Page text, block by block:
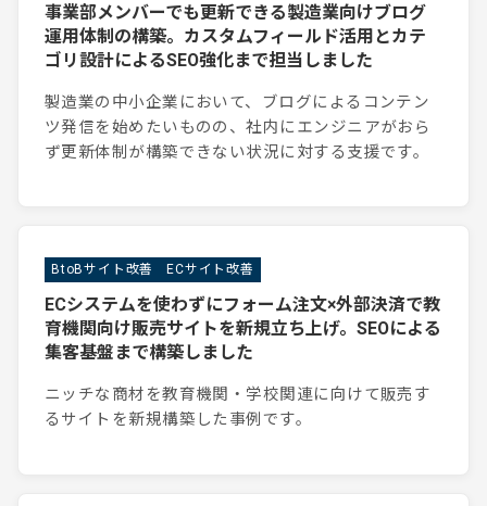
事業部メンバーでも更新できる製造業向けブログ
運用体制の構築。カスタムフィールド活用とカテ
ゴリ設計によるSEO強化まで担当しました
製造業の中小企業において、ブログによるコンテン
ツ発信を始めたいものの、社内にエンジニアがおら
ず更新体制が構築できない状況に対する支援です。
BtoBサイト改善 ECサイト改善
ECシステムを使わずにフォーム注文×外部決済で教
育機関向け販売サイトを新規立ち上げ。SEOによる
集客基盤まで構築しました
ニッチな商材を教育機関・学校関連に向けて販売す
るサイトを新規構築した事例です。